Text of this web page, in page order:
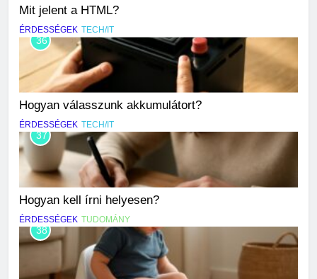
Mit jelent a HTML?
ÉRDESSÉGEK TECH/IT
36
Hogyan válasszunk akkumulátort?
ÉRDESSÉGEK TECH/IT
37
Hogyan kell írni helyesen?
ÉRDESSÉGEK TUDOMÁNY
38